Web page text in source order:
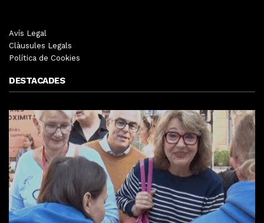
Avís Legal
Clàusules Legals
Política de Cookies
DESTACADES